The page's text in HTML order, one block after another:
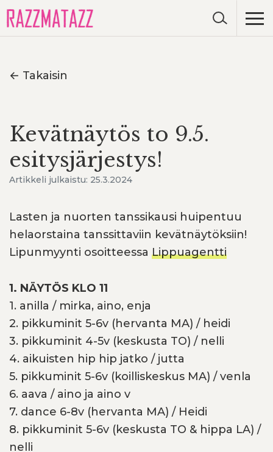
← Takaisin
Kevätnäytös to 9.5.
esitysjärjestys!
Artikkeli julkaistu: 25.3.2024
Lasten ja nuorten tanssikausi huipentuu
helaorstaina tanssittaviin kevätnäytöksiin!
Lipunmyynti osoitteessa Lippuagentti
1. NÄYTÖS KLO 11
1. anilla / mirka, aino, enja
2. pikkuminit 5-6v (hervanta MA) / heidi
3. pikkuminit 4-5v (keskusta TO) / nelli
4. aikuisten hip hip jatko / jutta
5. pikkuminit 5-6v (koilliskeskus MA) / venla
6. aava / aino ja aino v
7. dance 6-8v (hervanta MA) / Heidi
8. pikkuminit 5-6v (keskusta TO & hippa LA) /
nelli